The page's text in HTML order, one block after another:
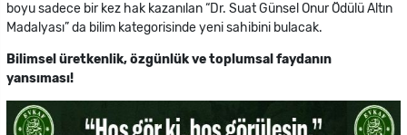
boyu sadece bir kez hak kazanılan “Dr. Suat Günsel Onur Ödülü Altın
Madalyası” da bilim kategorisinde yeni sahibini bulacak.
Bilimsel üretkenlik, özgünlük ve toplumsal faydanın
yansıması!